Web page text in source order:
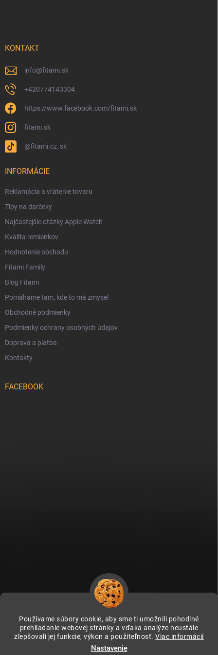
Používame súbory cookie, aby sme ti umožnili pohodlné
prehliadanie webovej stránky a vďaka analýze neustále
zlepšovali jej funkcie, výkon a použiteľnosť.Viac informácií
Nastavenie
KONTAKT
info@fitami.sk
+420774143304
https://www.facebook.com/fitami.sk
fitami.sk
@fitami.cz_sk
INFORMÁCIE
Reklamácia a vrátenie tovaru
Tipy na darčeky
Najčastejšie otázky Apple Watch
Kvalita remienkov
Hodnotenie obchodu
Fitami Family
Blog Fitami
Pomáhame tam, kde to má zmysel
Obchodné podmienky
Podmienky ochrany osobných údajov
Doprava a platba
Kontakty
FACEBOOK
Fitami.cz Fitami.hu